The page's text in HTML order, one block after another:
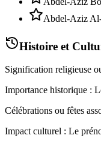
Abdel-Aziz
Histoire et
Signification religieuse
Importance historique :
Célébrations ou fêtes
Impact culturel : Le